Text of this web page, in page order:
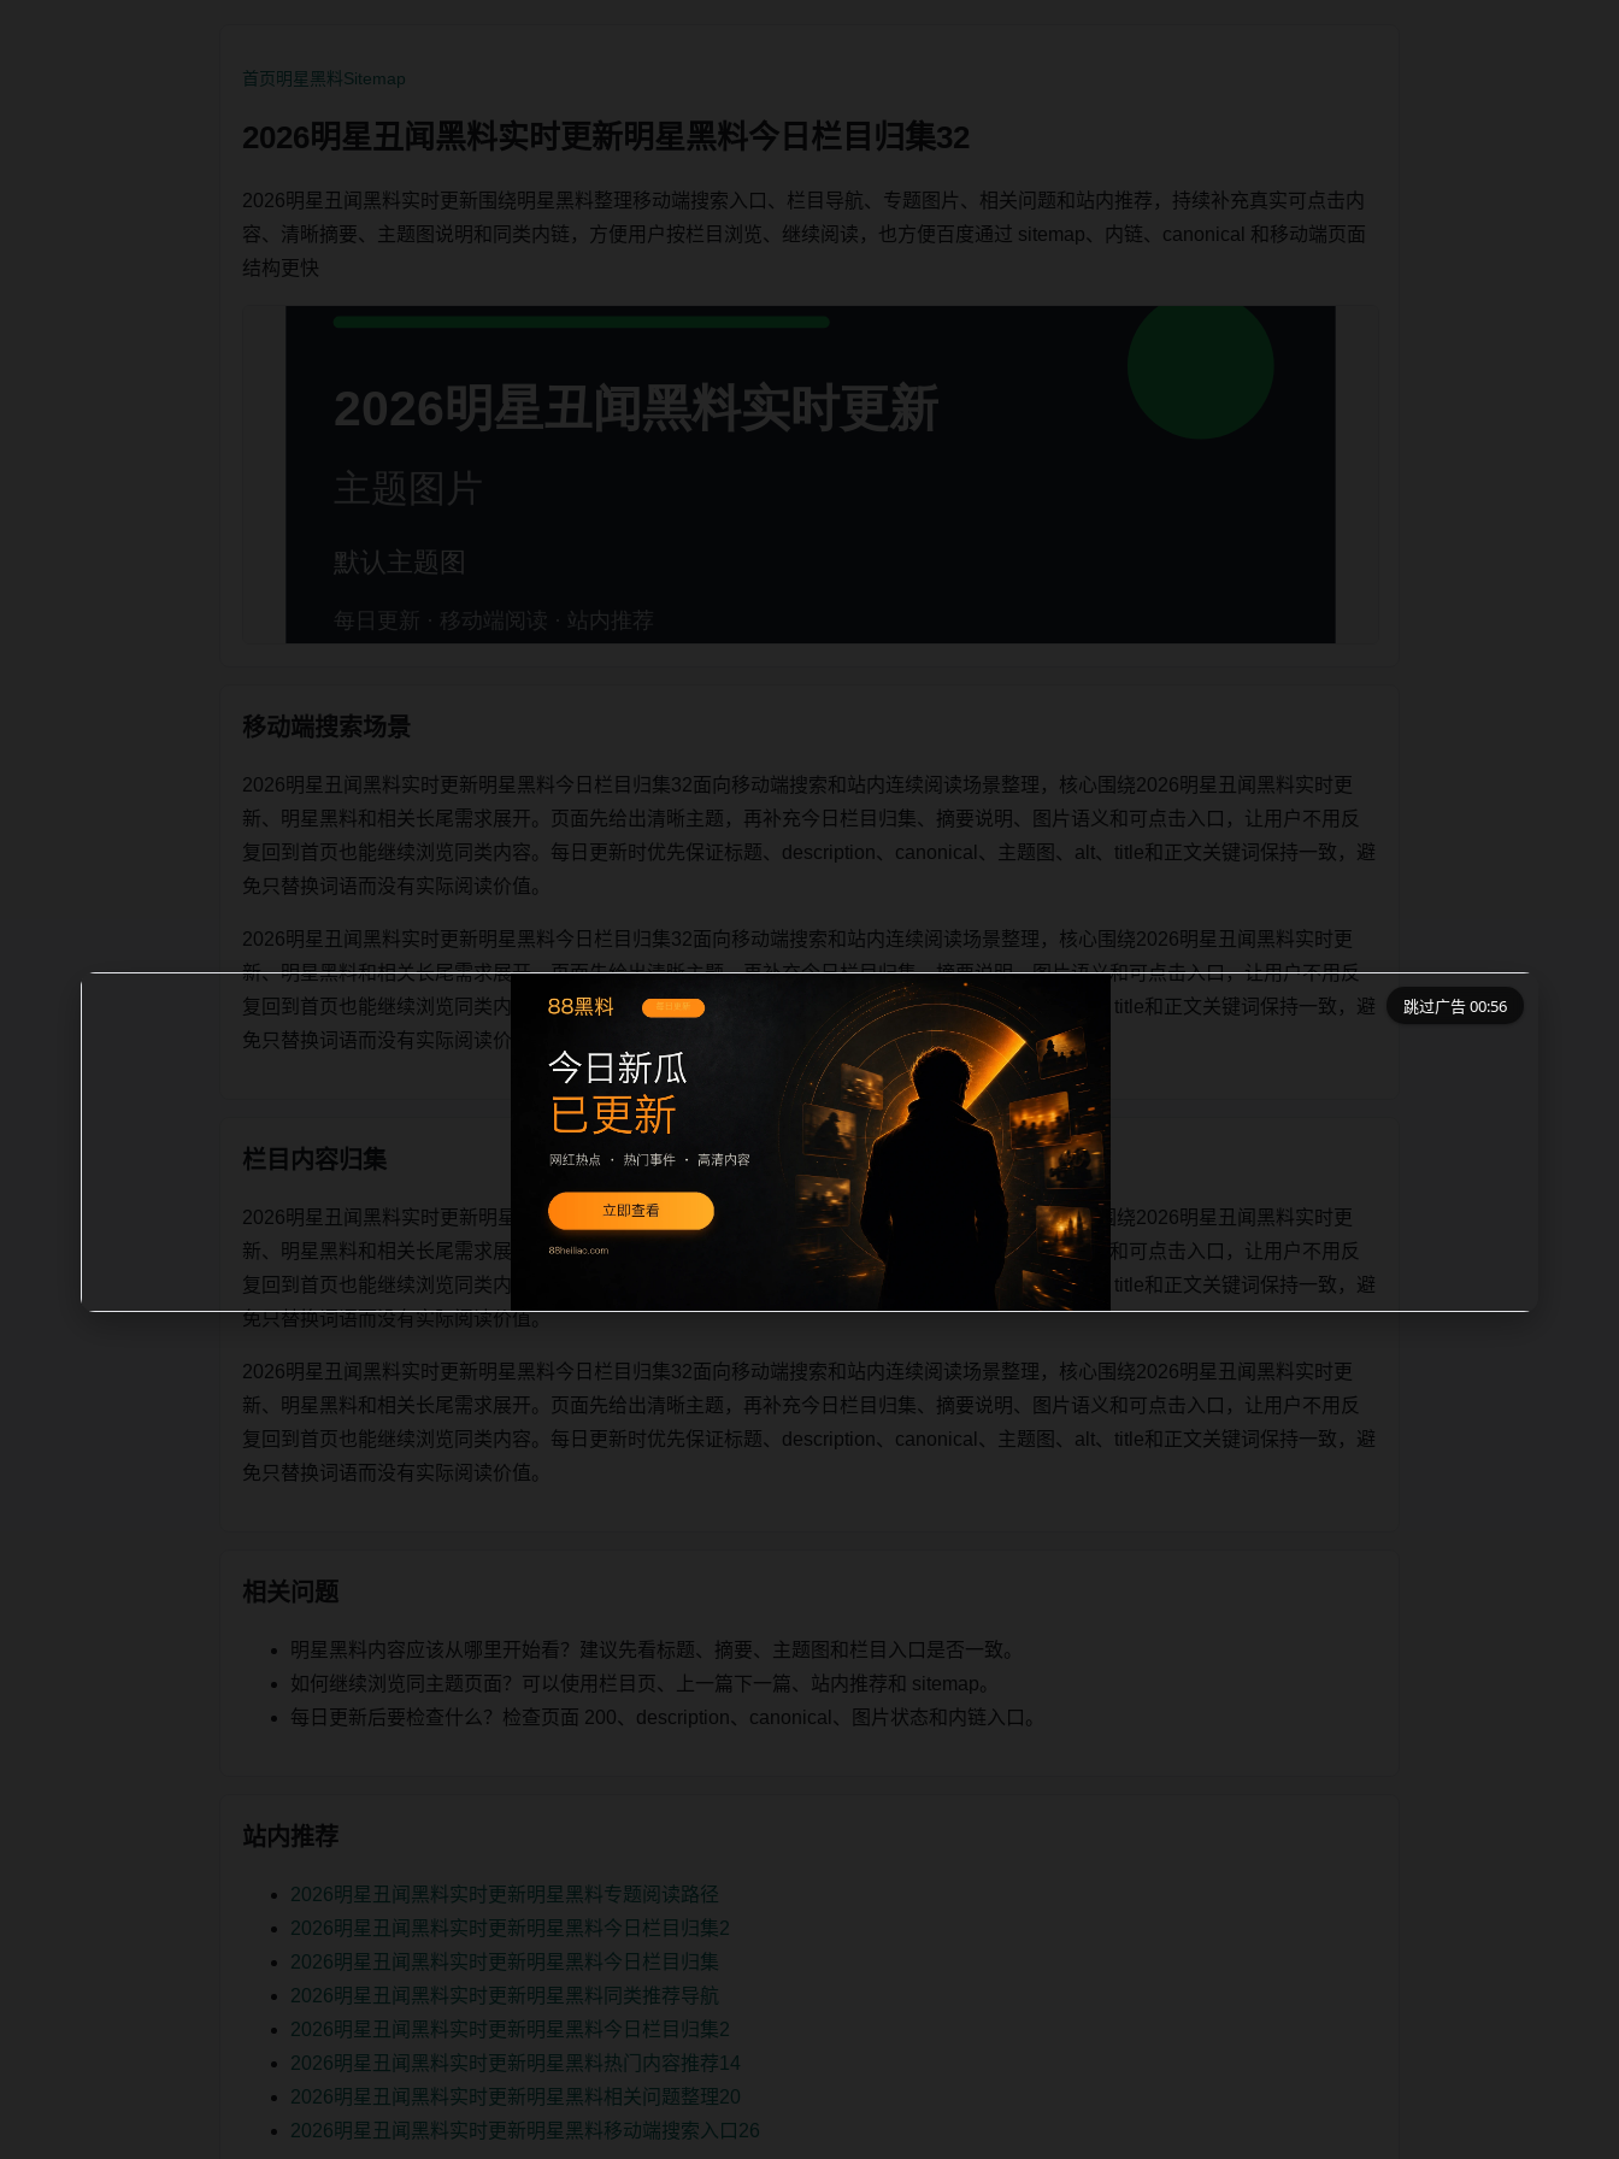
首页明星黑料Sitemap
2026明星丑闻黑料实时更新明星黑料今日栏目归集32
2026明星丑闻黑料实时更新围绕明星黑料整理移动端搜索入口、栏目导航、专题图片、相关问题和站内推荐，持续补充真实可点击内
容、清晰摘要、主题图说明和同类内链，方便用户按栏目浏览、继续阅读，也方便百度通过 sitemap、内链、canonical 和移动端页面
结构更快
移动端搜索场景
2026明星丑闻黑料实时更新明星黑料今日栏目归集32面向移动端搜索和站内连续阅读场景整理，核心围绕2026明星丑闻黑料实时更
新、明星黑料和相关长尾需求展开。页面先给出清晰主题，再补充今日栏目归集、摘要说明、图片语义和可点击入口，让用户不用反
复回到首页也能继续浏览同类内容。每日更新时优先保证标题、description、canonical、主题图、alt、title和正文关键词保持一致，避
免只替换词语而没有实际阅读价值。
2026明星丑闻黑料实时更新明星黑料今日栏目归集32面向移动端搜索和站内连续阅读场景整理，核心围绕2026明星丑闻黑料实时更
新、明星黑料和相关长尾需求展开。页面先给出清晰主题，再补充今日栏目归集、摘要说明、图片语义和可点击入口，让用户不用反
复回到首页也能继续浏览同类内容。每日更新时优先保证标题、description、canonical、主题图、alt、title和正文关键词保持一致，避
免只替换词语而没有实际阅读价值。
栏目内容归集
2026明星丑闻黑料实时更新明星黑料今日栏目归集32面向移动端搜索和站内连续阅读场景整理，核心围绕2026明星丑闻黑料实时更
新、明星黑料和相关长尾需求展开。页面先给出清晰主题，再补充今日栏目归集、摘要说明、图片语义和可点击入口，让用户不用反
复回到首页也能继续浏览同类内容。每日更新时优先保证标题、description、canonical、主题图、alt、title和正文关键词保持一致，避
免只替换词语而没有实际阅读价值。
2026明星丑闻黑料实时更新明星黑料今日栏目归集32面向移动端搜索和站内连续阅读场景整理，核心围绕2026明星丑闻黑料实时更
新、明星黑料和相关长尾需求展开。页面先给出清晰主题，再补充今日栏目归集、摘要说明、图片语义和可点击入口，让用户不用反
复回到首页也能继续浏览同类内容。每日更新时优先保证标题、description、canonical、主题图、alt、title和正文关键词保持一致，避
免只替换词语而没有实际阅读价值。
相关问题
明星黑料内容应该从哪里开始看？建议先看标题、摘要、主题图和栏目入口是否一致。
如何继续浏览同主题页面？可以使用栏目页、上一篇下一篇、站内推荐和 sitemap。
每日更新后要检查什么？检查页面 200、description、canonical、图片状态和内链入口。
站内推荐
2026明星丑闻黑料实时更新明星黑料专题阅读路径
2026明星丑闻黑料实时更新明星黑料今日栏目归集2
2026明星丑闻黑料实时更新明星黑料今日栏目归集
2026明星丑闻黑料实时更新明星黑料同类推荐导航
2026明星丑闻黑料实时更新明星黑料今日栏目归集2
2026明星丑闻黑料实时更新明星黑料热门内容推荐14
2026明星丑闻黑料实时更新明星黑料相关问题整理20
2026明星丑闻黑料实时更新明星黑料移动端搜索入口26
跳过广告 00:56